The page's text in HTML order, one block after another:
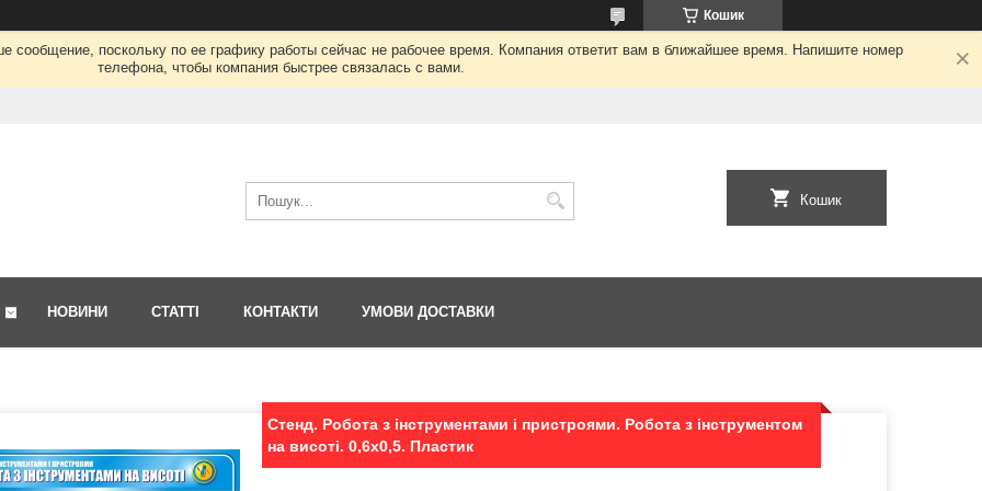
Кошик
сообщение, поскольку по ее графику работы сейчас не рабочее время. Компания ответит вам в ближайшее время. Напишите номер
телефона, чтобы компания быстрее связалась с вами.
Кошик
НОВИНИ СТАТТІ КОНТАКТИ УМОВИ ДОСТАВКИ
Стенд. Робота з інструментами і пристроями. Робота з інструментом
на висоті. 0,6х0,5. Пластик